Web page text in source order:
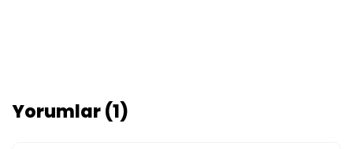
Yorumlar (1)